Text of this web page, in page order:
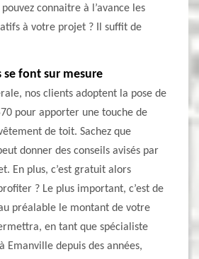
connaitre à l’avance les
à votre projet ? Il suffit de
font sur mesure
nos clients adoptent la pose de
pour apporter une touche de
de toit. Sachez que
donner des conseils avisés par
En plus, c’est gratuit alors
? Le plus important, c’est de
préalable le montant de votre
en tant que spécialiste
Emanville depuis des années,